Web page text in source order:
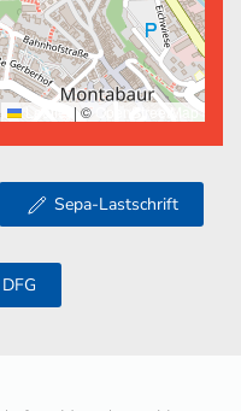
| ©
Sepa-Lastschrift